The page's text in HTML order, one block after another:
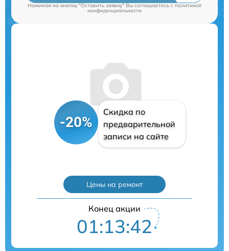
Нажимая на кнопку "Оставить заявку" Вы соглашаетесь c политикой
конфиденциальности
-20%
Скидка по
предварительной
записи на сайте
Цены на ремонт
Конец акции
01:13:41